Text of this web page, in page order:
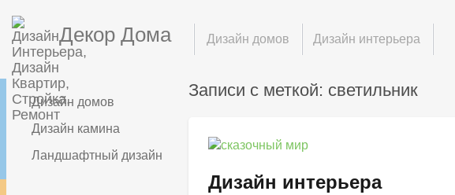
Декор Дома Дизайн домов Дизайн интерьера
Дизайн домов
Дизайн камина
Ландшафтный дизайн
Записи с меткой: светильник
Дизайн интерьера